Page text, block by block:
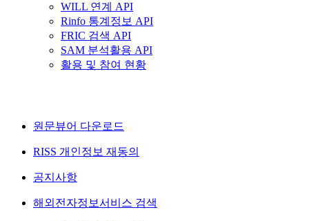
WILL 연계 API
Rinfo 통계정보 API
FRIC 검색 API
SAM 분석활용 API
활용 및 참여 현황
원문뷰어 다운로드
RISS 개인정보 재동의
공지사항
해외전자정보서비스 검색